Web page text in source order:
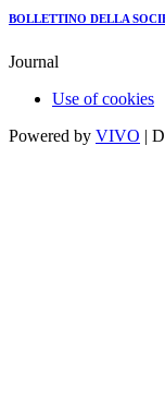
BOLLETTINO DELLA
Journal
Use of cookies
Powered by VIVO |